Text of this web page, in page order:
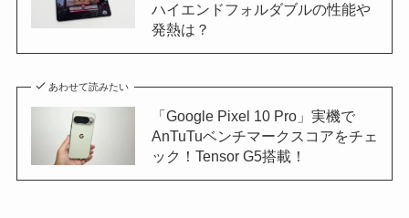
ハイエンドフォルダブルの性能や
発熱は？
あわせて読みたい
「Google Pixel 10 Pro」実機で
AnTuTuベンチマークスコアをチェ
ック！Tensor G5搭載！